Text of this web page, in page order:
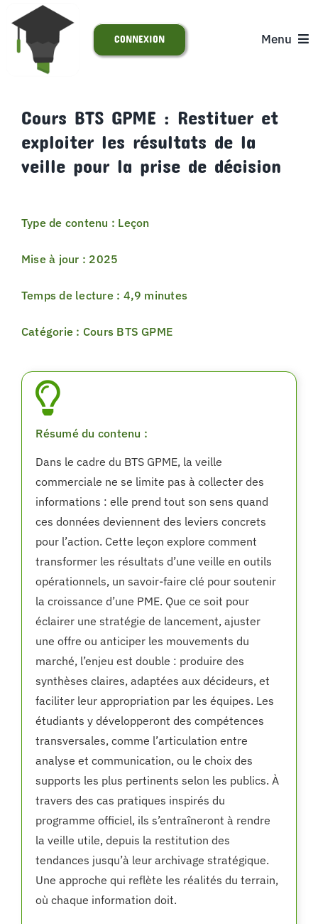
Passer
contenu
Menu
S’INSCRIRE
SUPPORT
CONNEXION
Cours BTS GPME : Restituer et
exploiter les résultats de la
veille pour la prise de décision
Type de contenu : Leçon
Mise à jour : 2025
Temps de lecture : 4,9 minutes
Catégorie : Cours BTS GPME
Résumé du contenu :
Dans le cadre du BTS GPME, la veille
commerciale ne se limite pas à collecter des
informations : elle prend tout son sens quand
ces données deviennent des leviers concrets
pour l’action. Cette leçon explore comment
transformer les résultats d’une veille en outils
opérationnels, un savoir-faire clé pour soutenir
la croissance d’une PME. Que ce soit pour
éclairer une stratégie de lancement, ajuster
une offre ou anticiper les mouvements du
marché, l’enjeu est double : produire des
synthèses claires, adaptées aux décideurs, et
faciliter leur appropriation par les équipes. Les
étudiants y développeront des compétences
transversales, comme l’articulation entre
analyse et communication, ou le choix des
supports les plus pertinents selon les publics. À
travers des cas pratiques inspirés du
programme officiel, ils s’entraîneront à rendre
la veille utile, depuis la restitution des
tendances jusqu’à leur archivage stratégique.
Une approche qui reflète les réalités du terrain,
où chaque information doit.